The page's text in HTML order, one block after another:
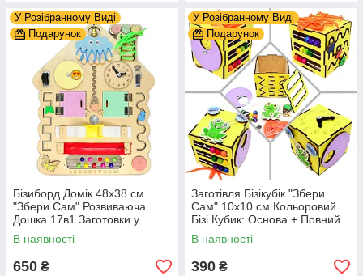
У Розібранному Виді
Подарунок
Бізиборд Домік 48x38 см
"Збери Сам" Розвиваюча
Дошка 17в1 Заготовки у
Разобранному вигляді +
Деталі та Фарба
В наявності
650 ₴
У Розібранному Виді
Подарунок
Заготівля Бізікубік "Збери
Сам" 10х10 см Кольоровий
Бізі Кубик: Основа + Повний
Комплект (в Розібраному
Виді) Кубік Бізи, Жовтий
В наявності
390 ₴